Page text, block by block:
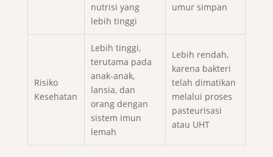
nutrisi yang
lebih tinggi
umur simpan
Risiko
Kesehatan
Lebih tinggi,
terutama pada
anak-anak,
lansia, dan
orang dengan
sistem imun
lemah
Lebih rendah,
karena bakteri
telah dimatikan
melalui proses
pasteurisasi
atau UHT